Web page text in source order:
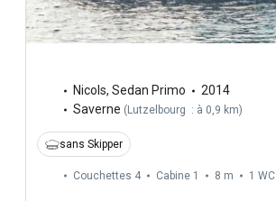
Nicols, Sedan Primo
2014
Saverne ( Lutzelbourg : à 0,9 km)
sans Skipper
Couchettes 4 Cabine 1 8 m 1 WC